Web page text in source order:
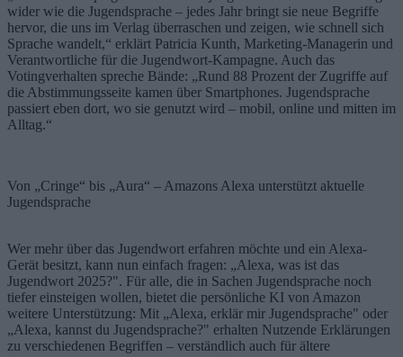
wider wie die Jugendsprache – jedes Jahr bringt sie neue Begriffe
hervor, die uns im Verlag überraschen und zeigen, wie schnell sich
Sprache wandelt,“ erklärt Patricia Kunth, Marketing-Managerin und
Verantwortliche für die Jugendwort-Kampagne. Auch das
Votingverhalten spreche Bände: „Rund 88 Prozent der Zugriffe auf
die Abstimmungsseite kamen über Smartphones. Jugendsprache
passiert eben dort, wo sie genutzt wird – mobil, online und mitten im
Alltag.“
Von „Cringe“ bis „Aura“ – Amazons Alexa unterstützt aktuelle
Jugendsprache
Wer mehr über das Jugendwort erfahren möchte und ein Alexa-
Gerät besitzt, kann nun einfach fragen: „Alexa, was ist das
Jugendwort 2025?". Für alle, die in Sachen Jugendsprache noch
tiefer einsteigen wollen, bietet die persönliche KI von Amazon
weitere Unterstützung: Mit „Alexa, erklär mir Jugendsprache" oder
„Alexa, kannst du Jugendsprache?" erhalten Nutzende Erklärungen
zu verschiedenen Begriffen – verständlich auch für ältere